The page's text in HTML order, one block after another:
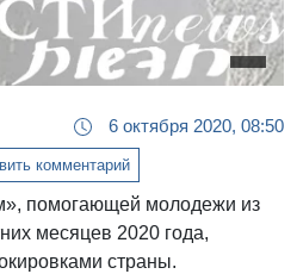
6 октября 2020, 08:50
комментарий
помогающей молодежи из
месяцев 2020 года,
страны.